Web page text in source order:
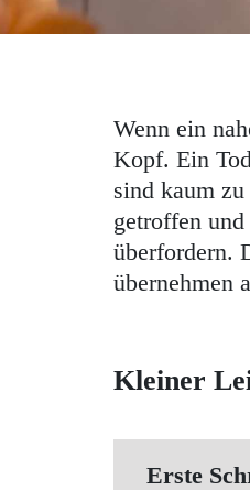
Wenn ein
Kopf. Ein
sind kaum
getroffen
überfordern.
übernehmen
Kleiner
Erste